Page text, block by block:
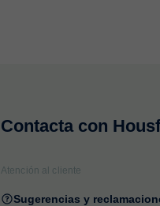
Contacta con
Atención al cliente
Sugerencias y